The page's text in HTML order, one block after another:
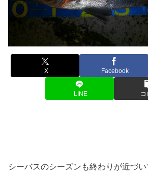
X Facebook
LINE コ
シーバスのシーズンも終わりが近づ